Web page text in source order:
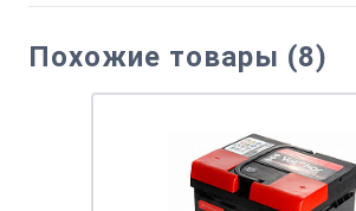
Похожие товары (8)